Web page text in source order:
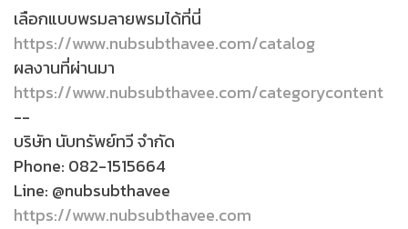
เลือกแบบพรมลายพรมได้ที่นี่
https://www.nubsubthavee.com/catalog
ผลงานที่ผ่านมา
https://www.nubsubthavee.com/categorycontent
--
บริษัท นับทรัพย์ทวี จำกัด
Phone: 082-1515664
Line: @nubsubthavee
https://www.nubsubthavee.com